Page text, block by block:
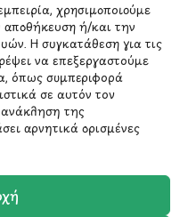
χρησιμοποιούμε
αποθήκευση ή/και την
Η συγκατάθεση για τις
να επεξεργαστούμε
όπως συμπεριφορά
σε αυτόν τον
της
αρνητικά ορισμένες
Google.